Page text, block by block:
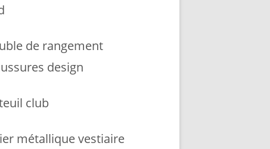
de rangement
design
club
métallique vestiaire